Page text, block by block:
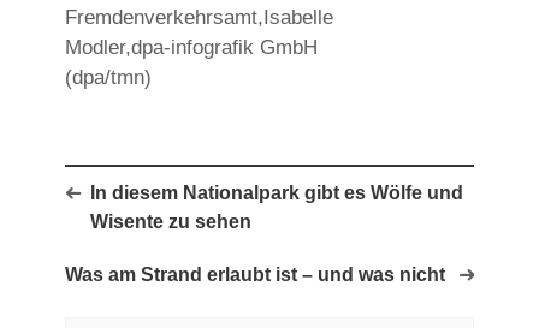
Fremdenverkehrsamt,Isabelle
Modler,dpa-infografik GmbH
(dpa/tmn)
In diesem Nationalpark gibt es Wölfe und
Wisente zu sehen
Was am Strand erlaubt ist – und was nicht